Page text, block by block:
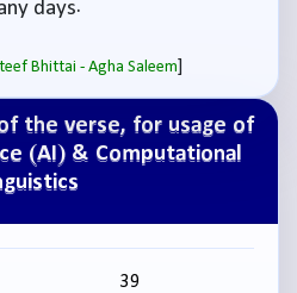
the verse, for usage of
(AI) & Computational
39
days.
Bhittai - Agha Saleem